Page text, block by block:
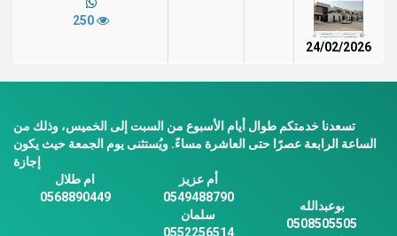
24/02/2026
تسعدنا خدمتكم طوال أيام الأسبوع من السبت إلى الخميس، وذلك من
الساعة الرابعة عصرًا حتى العاشرة مساءً. ويُستثنى يوم الجمعة حيث يكون
إجازة
ام طلال
0568890449
أم عزيز
0549488790
سلمان
0552256514
بوعبدالله
0508505505